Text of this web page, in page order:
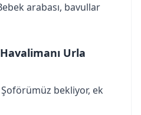
arabası, bavullar
Urla
bekliyor, ek